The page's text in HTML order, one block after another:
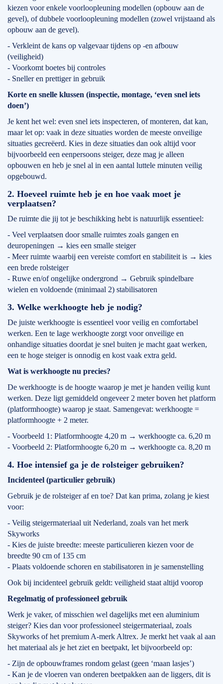
kiezen voor enkele voorloopleuning modellen (opbouw aan de
gevel), of dubbele voorloopleuning modellen (zowel vrijstaand als
opbouw aan de gevel).
- Verkleint de kans op valgevaar tijdens op -en afbouw
(veiligheid)
- Voorkomt boetes bij controles
- Sneller en prettiger in gebruik
Korte en snelle klussen (inspectie, montage, ‘even snel iets
doen’)
Je kent het wel: even snel iets inspecteren, of monteren, dat kan,
maar let op: vaak in deze situaties worden de meeste onveilige
situaties gecreëerd. Kies in deze situaties dan ook altijd voor
bijvoorbeeld een eenpersoons steiger, deze mag je alleen
opbouwen en heb je snel al in een aantal luttele minuten veilig
opgebouwd.
2. Hoeveel ruimte heb je en hoe vaak moet je
verplaatsen?
De ruimte die jij tot je beschikking hebt is natuurlijk essentieel:
- Veel verplaatsen door smalle ruimtes zoals gangen en
deuropeningen → kies een smalle steiger
- Meer ruimte waarbij een vereiste comfort en stabiliteit is → kies
een brede rolsteiger
- Ruwe en/of ongelijke ondergrond → Gebruik spindelbare
wielen en voldoende (minimaal 2) stabilisatoren
3. Welke werkhoogte heb je nodig?
De juiste werkhoogte is essentieel voor veilig en comfortabel
werken. Een te lage werkhoogte zorgt voor onveilige en
onhandige situaties doordat je snel buiten je macht gaat werken,
een te hoge steiger is onnodig en kost vaak extra geld.
Wat is werkhoogte nu precies?
De werkhoogte is de hoogte waarop je met je handen veilig kunt
werken. Deze ligt gemiddeld ongeveer 2 meter boven het platform
(platformhoogte) waarop je staat. Samengevat: werkhoogte =
platformhoogte + 2 meter.
- Voorbeeld 1: Platformhoogte 4,20 m → werkhoogte ca. 6,20 m
- Voorbeeld 2: Platformhoogte 6,20 m → werkhoogte ca. 8,20 m
4. Hoe intensief ga je de rolsteiger gebruiken?
Incidenteel (particulier gebruik)
Gebruik je de rolsteiger af en toe? Dat kan prima, zolang je kiest
voor:
- Veilig steigermateriaal uit Nederland, zoals van het merk
Skyworks
- Kies de juiste breedte: meeste particulieren kiezen voor de
breedte 90 cm of 135 cm
- Plaats voldoende schoren en stabilisatoren in je samenstelling
Ook bij incidenteel gebruik geldt: veiligheid staat altijd voorop
Regelmatig of professioneel gebruik
Werk je vaker, of misschien wel dagelijks met een aluminium
steiger? Kies dan voor professioneel steigermateriaal, zoals
Skyworks of het premium A-merk Altrex. Je merkt het vaak al aan
het materiaal als je het ziet en beetpakt, let bijvoorbeeld op:
- Zijn de opbouwframes rondom gelast (geen ‘maan lasjes’)
- Kan je de vloeren van onderen beetpakken aan de liggers, dit is